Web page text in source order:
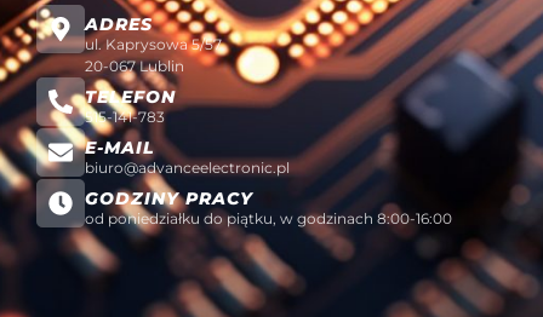
ADRES
ul. Kaprysowa 5/57
20-067 Lublin
TELEFON
515-141-783
E-MAIL
biuro@advanceelectronic.pl
GODZINY PRACY
od poniedziałku do piątku, w godzinach 8:00-16:00